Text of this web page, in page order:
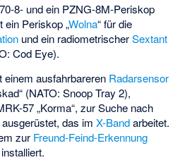
8- und ein PZNG-8M-Periskop
ein Periskop „Wolna“ für die
und ein radiometrischerSextant
Cod Eye).
ausfahrbareren Radarsensor
(NATO: Snoop Tray 2),
57 „Korma“, zur Suche nach
das imX-Bandarbeitet.
zur Freund-Feind-Erkennung